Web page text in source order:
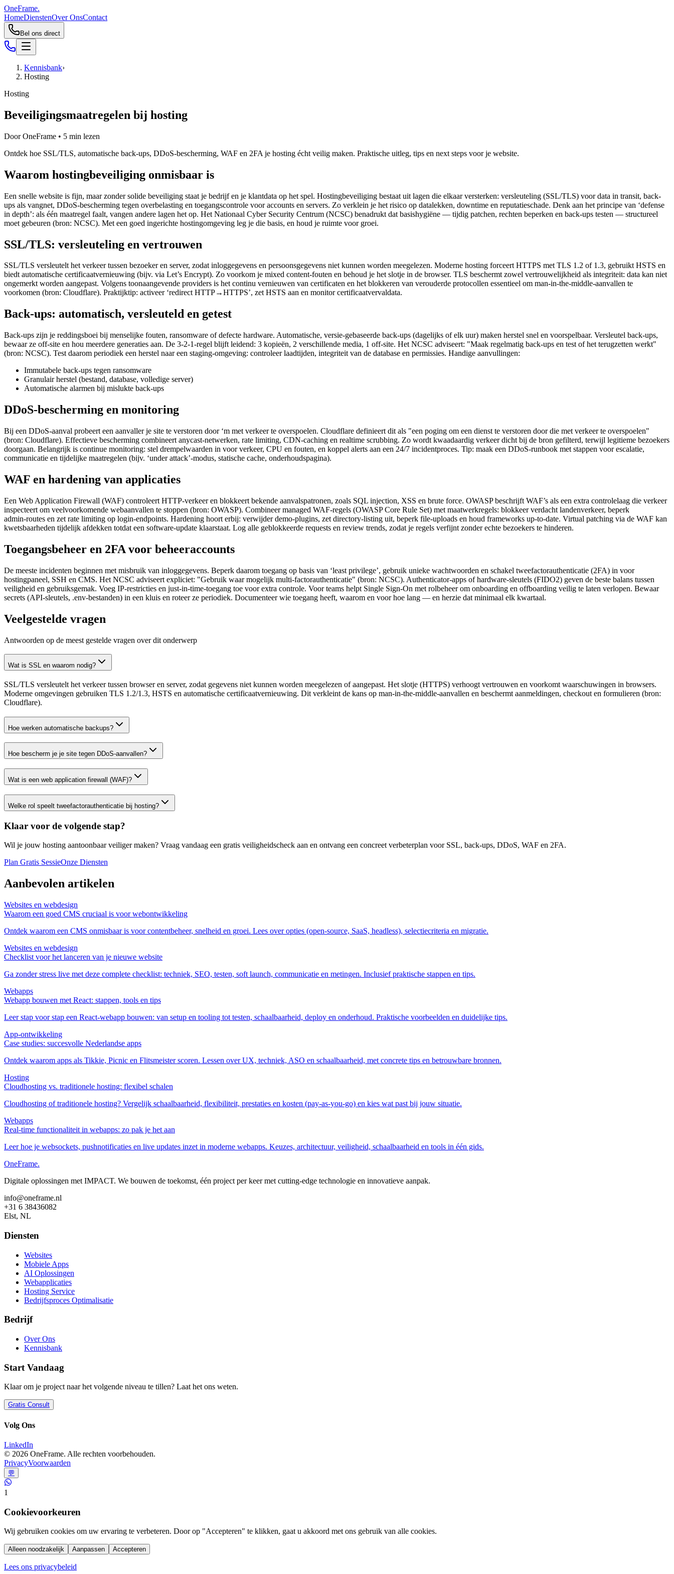
OneFrame.
HomeDienstenOver OnsContact
Bel ons direct
Kennisbank›
Hosting
Hosting
Beveiligingsmaatregelen bij hosting
DoorOneFrame • 5 min lezen
Ontdek hoe SSL/TLS, automatische back‑ups, DDoS‑bescherming, WAF en 2FA je hosting écht veilig maken. Praktische uitleg, tips en next steps voor je website.
Waarom hostingbeveiliging onmisbaar is
Een snelle website is fijn, maar zonder solide beveiliging staat je bedrijf en je klantdata op het spel. Hostingbeveiliging bestaat uit lagen die elkaar versterken: versleuteling (SSL/TLS) voor data in transit, back-
ups als vangnet, DDoS‑bescherming tegen overbelasting en toegangscontrole voor accounts en servers. Zo verklein je het risico op datalekken, downtime en reputatieschade. Denk aan het principe van ‘defense
in depth’: als één maatregel faalt, vangen andere lagen het op. Het Nationaal Cyber Security Centrum (NCSC) benadrukt dat basishygiëne — tijdig patchen, rechten beperken en back‑ups testen — structureel
moet gebeuren (bron: NCSC). Met een goed ingerichte hostingomgeving leg je die basis, en houd je ruimte voor groei.
SSL/TLS: versleuteling en vertrouwen
SSL/TLS versleutelt het verkeer tussen bezoeker en server, zodat inloggegevens en persoonsgegevens niet kunnen worden meegelezen. Moderne hosting forceert HTTPS met TLS 1.2 of 1.3, gebruikt HSTS en
biedt automatische certificaatvernieuwing (bijv. via Let’s Encrypt). Zo voorkom je mixed content‑fouten en behoud je het slotje in de browser. TLS beschermt zowel vertrouwelijkheid als integriteit: data kan niet
ongemerkt worden aangepast. Volgens toonaangevende providers is het continu vernieuwen van certificaten en het blokkeren van verouderde protocollen essentieel om man‑in‑the‑middle‑aanvallen te
voorkomen (bron: Cloudflare). Praktijktip: activeer ‘redirect HTTP→HTTPS’, zet HSTS aan en monitor certificaatvervaldata.
Back-ups: automatisch, versleuteld en getest
Back-ups zijn je reddingsboei bij menselijke fouten, ransomware of defecte hardware. Automatische, versie‑gebaseerde back‑ups (dagelijks of elk uur) maken herstel snel en voorspelbaar. Versleutel back‑ups,
bewaar ze off‑site en hou meerdere generaties aan. De 3‑2‑1‑regel blijft leidend: 3 kopieën, 2 verschillende media, 1 off‑site. Het NCSC adviseert: "Maak regelmatig back‑ups en test of het terugzetten werkt"
(bron: NCSC). Test daarom periodiek een herstel naar een staging‑omgeving: controleer laadtijden, integriteit van de database en permissies. Handige aanvullingen:
Immutabele back‑ups tegen ransomware
Granulair herstel (bestand, database, volledige server)
Automatische alarmen bij mislukte back‑ups
DDoS-bescherming en monitoring
Bij een DDoS‑aanval probeert een aanvaller je site te verstoren door ‘m met verkeer te overspoelen. Cloudflare definieert dit als "een poging om een dienst te verstoren door die met verkeer te overspoelen"
(bron: Cloudflare). Effectieve bescherming combineert anycast‑netwerken, rate limiting, CDN‑caching en realtime scrubbing. Zo wordt kwaadaardig verkeer dicht bij de bron gefilterd, terwijl legitieme bezoekers
doorgaan. Belangrijk is continue monitoring: stel drempelwaarden in voor verkeer, CPU en fouten, en koppel alerts aan een 24/7 incidentproces. Tip: maak een DDoS‑runbook met stappen voor escalatie,
communicatie en tijdelijke maatregelen (bijv. ‘under attack’‑modus, statische cache, onderhoudspagina).
WAF en hardening van applicaties
Een Web Application Firewall (WAF) controleert HTTP‑verkeer en blokkeert bekende aanvalspatronen, zoals SQL injection, XSS en brute force. OWASP beschrijft WAF’s als een extra controlelaag die verkeer
inspecteert om veelvoorkomende webaanvallen te stoppen (bron: OWASP). Combineer managed WAF‑regels (OWASP Core Rule Set) met maatwerkregels: blokkeer verdacht landenverkeer, beperk
admin‑routes en zet rate limiting op login‑endpoints. Hardening hoort erbij: verwijder demo‑plugins, zet directory‑listing uit, beperk file‑uploads en houd frameworks up‑to‑date. Virtual patching via de WAF kan
kwetsbaarheden tijdelijk afdekken totdat een software‑update klaarstaat. Log alle geblokkeerde requests en review trends, zodat je regels verfijnt zonder echte bezoekers te hinderen.
Toegangsbeheer en 2FA voor beheeraccounts
De meeste incidenten beginnen met misbruik van inloggegevens. Beperk daarom toegang op basis van ‘least privilege’, gebruik unieke wachtwoorden en schakel tweefactorauthenticatie (2FA) in voor
hostingpaneel, SSH en CMS. Het NCSC adviseert expliciet: "Gebruik waar mogelijk multi‑factorauthenticatie" (bron: NCSC). Authenticator‑apps of hardware‑sleutels (FIDO2) geven de beste balans tussen
veiligheid en gebruiksgemak. Voeg IP‑restricties en just‑in‑time‑toegang toe voor extra controle. Voor teams helpt Single Sign‑On met rolbeheer om onboarding en offboarding veilig te laten verlopen. Bewaar
secrets (API‑sleutels, .env‑bestanden) in een kluis en roteer ze periodiek. Documenteer wie toegang heeft, waarom en voor hoe lang — en herzie dat minimaal elk kwartaal.
Veelgestelde vragen
Antwoorden op de meest gestelde vragen over dit onderwerp
Wat is SSL en waarom nodig?
SSL/TLS versleutelt het verkeer tussen browser en server, zodat gegevens niet kunnen worden meegelezen of aangepast. Het slotje (HTTPS) verhoogt vertrouwen en voorkomt waarschuwingen in browsers.
Moderne omgevingen gebruiken TLS 1.2/1.3, HSTS en automatische certificaatvernieuwing. Dit verkleint de kans op man‑in‑the‑middle‑aanvallen en beschermt aanmeldingen, checkout en formulieren (bron:
Cloudflare).
Hoe werken automatische backups?
Hoe bescherm je je site tegen DDoS‑aanvallen?
Wat is een web application firewall (WAF)?
Welke rol speelt tweefactorauthenticatie bij hosting?
Klaar voor de volgende stap?
Wil je jouw hosting aantoonbaar veiliger maken? Vraag vandaag een gratis veiligheidscheck aan en ontvang een concreet verbeterplan voor SSL, back‑ups, DDoS, WAF en 2FA.
Plan Gratis SessieOnze Diensten
Aanbevolen artikelen
Websites en webdesign
Waarom een goed CMS cruciaal is voor webontwikkeling
Ontdek waarom een CMS onmisbaar is voor contentbeheer, snelheid en groei. Lees over opties (open-source, SaaS, headless), selectiecriteria en migratie.
Websites en webdesign
Checklist voor het lanceren van je nieuwe website
Ga zonder stress live met deze complete checklist: techniek, SEO, testen, soft launch, communicatie en metingen. Inclusief praktische stappen en tips.
Webapps
Webapp bouwen met React: stappen, tools en tips
Leer stap voor stap een React‑webapp bouwen: van setup en tooling tot testen, schaalbaarheid, deploy en onderhoud. Praktische voorbeelden en duidelijke tips.
App‑ontwikkeling
Case studies: succesvolle Nederlandse apps
Ontdek waarom apps als Tikkie, Picnic en Flitsmeister scoren. Lessen over UX, techniek, ASO en schaalbaarheid, met concrete tips en betrouwbare bronnen.
Hosting
Cloudhosting vs. traditionele hosting: flexibel schalen
Cloudhosting of traditionele hosting? Vergelijk schaalbaarheid, flexibiliteit, prestaties en kosten (pay‑as‑you‑go) en kies wat past bij jouw situatie.
Webapps
Real‑time functionaliteit in webapps: zo pak je het aan
Leer hoe je websockets, pushnotificaties en live updates inzet in moderne webapps. Keuzes, architectuur, veiligheid, schaalbaarheid en tools in één gids.
OneFrame.
Digitale oplossingen met IMPACT. We bouwen de toekomst, één project per keer met cutting-edge technologie en innovatieve aanpak.
info@oneframe.nl
+31 6 38436082
Elst, NL
Diensten
Websites
Mobiele Apps
AI Oplossingen
Webapplicaties
Hosting Service
Bedrijfsproces Optimalisatie
Bedrijf
Over Ons
Kennisbank
Start Vandaag
Klaar om je project naar het volgende niveau te tillen? Laat het ons weten.
Gratis Consult
Volg Ons
LinkedIn
© 2026 OneFrame. Alle rechten voorbehouden.
PrivacyVoorwaarden
💬
1
Cookievoorkeuren
Wij gebruiken cookies om uw ervaring te verbeteren. Door op "Accepteren" te klikken, gaat u akkoord met ons gebruik van alle cookies.
Alleen noodzakelijk Aanpassen Accepteren
Lees ons privacybeleid